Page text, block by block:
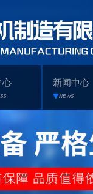
心 新闻中心
NEWS